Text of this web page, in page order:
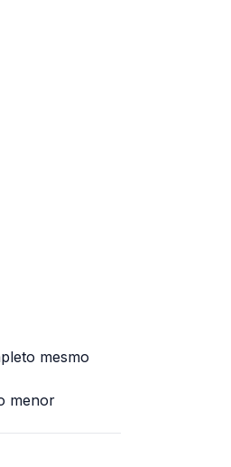
mesmo
menor